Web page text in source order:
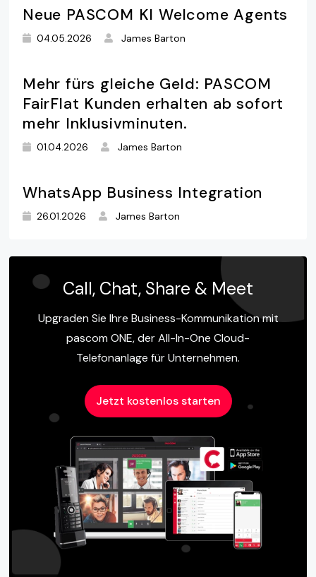
Neue PASCOM KI Welcome Agents
04.05.2026 James Barton
Mehr fürs gleiche Geld: PASCOM
FairFlat Kunden erhalten ab sofort
mehr Inklusivminuten.
01.04.2026 James Barton
WhatsApp Business Integration
26.01.2026 James Barton
Call, Chat, Share & Meet
Upgraden Sie Ihre Business-Kommunikation mit
pascom ONE, der All-In-One Cloud-
Telefonanlage für Unternehmen.
Jetzt kostenlos starten